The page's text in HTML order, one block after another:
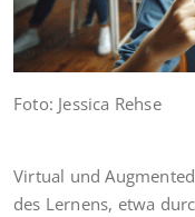
Foto: Jessica Rehse
Virtual und
des Lernens, etwa